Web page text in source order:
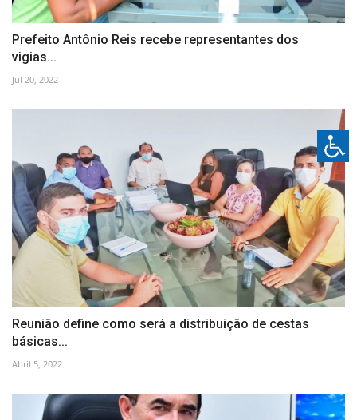
Prefeito Antônio Reis recebe representantes dos
vigias...
Jul 20, 2022
Reunião define como será a distribuição de cestas
básicas...
Abril 5, 2022